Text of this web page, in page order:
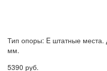
Тип опоры: E штатные
мм.
5390 руб.